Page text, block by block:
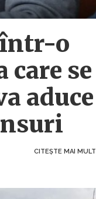
într-o
se
aduce
CITEȘTE MAI MULT